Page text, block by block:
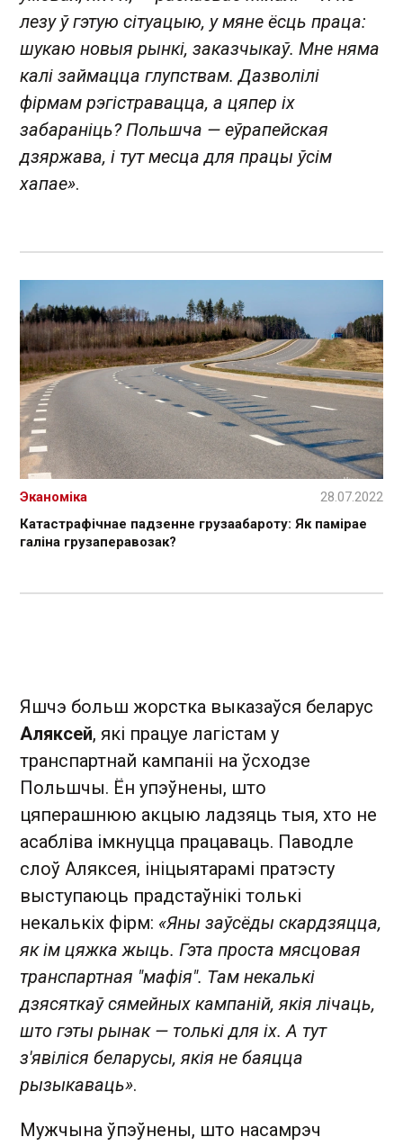
лезу ў гэтую сітуацыю, у мяне ёсць праца:
шукаю новыя рынкі, заказчыкаў. Мне няма
калі займацца глупствам. Дазволілі
фірмам рэгістравацца, а цяпер іх
забараніць? Польшча — еўрапейская
дзяржава, і тут месца для працы ўсім
хапае».
Катастрафічнае падзенне грузаабароту: Як памірае
галіна грузаперавозак?
Эканоміка 28.07.2022
Яшчэ больш жорстка выказаўся беларус
Аляксей, які працуе лагістам у
транспартнай кампаніі на ўсходзе
Польшчы. Ён упэўнены, што
цяперашнюю акцыю ладзяць тыя, хто не
асабліва імкнуцца працаваць. Паводле
слоў Аляксея, ініцыятарамі пратэсту
выступаюць прадстаўнікі толькі
некалькіх фірм: «Яны заўсёды скардзяцца,
як ім цяжка жыць. Гэта проста мясцовая
транспартная "мафія". Там некалькі
дзясяткаў сямейных кампаній, якія лічаць,
што гэты рынак — толькі для іх. А тут
з'явіліся беларусы, якія не баяцца
рызыкаваць».
Мужчына ўпэўнены, што насамрэч